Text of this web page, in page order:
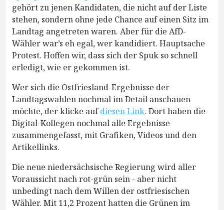
gehört zu jenen Kandidaten, die nicht auf der Liste
stehen, sondern ohne jede Chance auf einen Sitz im
Landtag angetreten waren. Aber für die AfD-
Wähler war’s eh egal, wer kandidiert. Hauptsache
Protest. Hoffen wir, dass sich der Spuk so schnell
erledigt, wie er gekommen ist.
Wer sich die Ostfriesland-Ergebnisse der
Landtagswahlen nochmal im Detail anschauen
möchte, der klicke aufdiesen Link. Dort haben die
Digital-Kollegen nochmal alle Ergebnisse
zusammengefasst, mit Grafiken, Videos und den
Artikellinks.
Die neue niedersächsische Regierung wird aller
Voraussicht nach rot-grün sein - aber nicht
unbedingt nach dem Willen der ostfriesischen
Wähler. Mit 11,2 Prozent hatten die Grünen im